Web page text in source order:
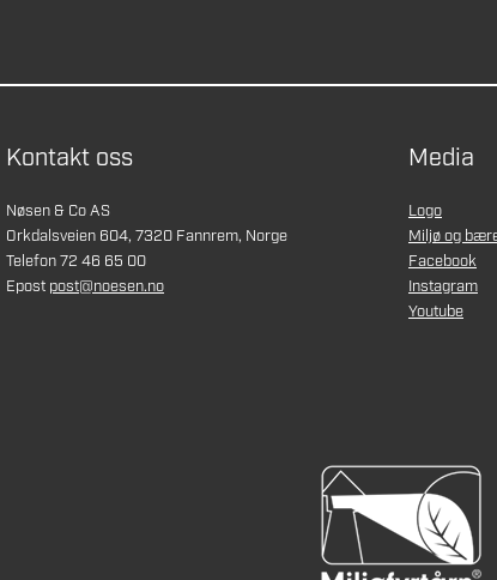
Kontakt oss
Nøsen & Co AS
Orkdalsveien 604, 7320 Fannrem, Norge
Telefon 72 46 65 00
Epost post@noesen.no
Media
Logo
Miljø og
Facebook
Instagram
Youtube